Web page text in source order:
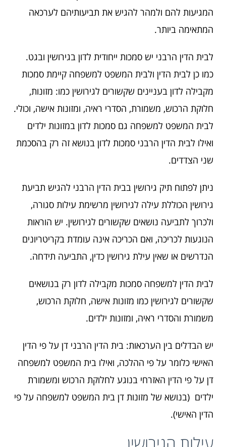
המגיעות להם ולמהר להגיש את תביעותיהם לערכאה
המתאימה ביותר.
לבית הדין הרבני יש סמכות ייחודית לדון בגירושין ובגט.
כמו כן לבית הדין ולבית המשפט למשפחה קיימת סמכות
מקבילה לדון בעניינים שקשורים לגירושין כמו: מזונות,
חלוקת הרכוש, משמורת, הסדרי ראיה, ומזונות אישה, וכולי.
לבית המשפט למשפחה גם סמכות לדון במזונות ילדים
ואילו לבית הדין הרבני סמכות לדון בנושא זה רק בהסכמת
שני הצדדים.
ניתן לפתוח תיק גירושין בבית הדין הרבני להגיש תביעת
גירושין הכוללת עילה לגירושין מרשימת עילות סגורה,
ולכרוך לתביעה נושאים שקשורים לגירושין. יש הוראות
הנוגעות לכריכה, ואם הכריכה אינה עומדת בקריטריונים
הנדרשים או שאין עילת גירושין כדין, התביעה תידחה.
לבית הדין למשפחה סמכות מקבילה לדון רק בנושאים
שקשורים לגירושין כמו מזונות אישה, חלוקת הרכוש,
משמורת והסדרי ראיה, ומזונות ילדים.
יש הבדלים בין הערכאות: בית הדין הרבני דן על פי הדין
האישי כלומר על פי ההלכה, ואילו בית המשפט למשפחה
דן על פי הדין האזרחי בנוגע לחלוקת הרכוש ומשמורת
ילדים (בנושא של מזונות דן בית המשפט למשפחה על פי
הדין האישי).